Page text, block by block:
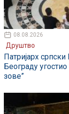
08.08.2026
Друштво
Патријарх
Београду угостио
зове”